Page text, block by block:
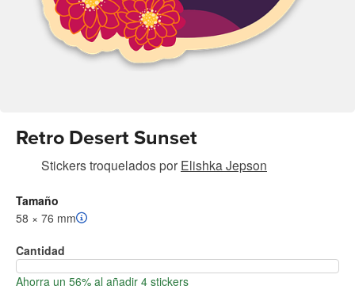
Retro Desert Sunset
Stickers troqueladospor Elishka Jepson
Tamaño
58 × 76 mm
Cantidad
Ahorra un 56% al añadir 4 stickers